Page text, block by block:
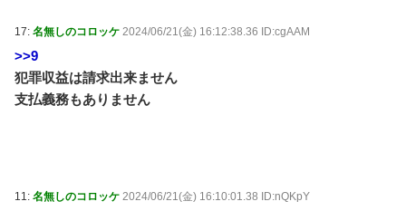
17: 名無しのコロッケ 2024/06/21(金) 16:12:38.36 ID:cgAAM
>>9
犯罪収益は請求出来ません
支払義務もありません
11: 名無しのコロッケ 2024/06/21(金) 16:10:01.38 ID:nQKpY